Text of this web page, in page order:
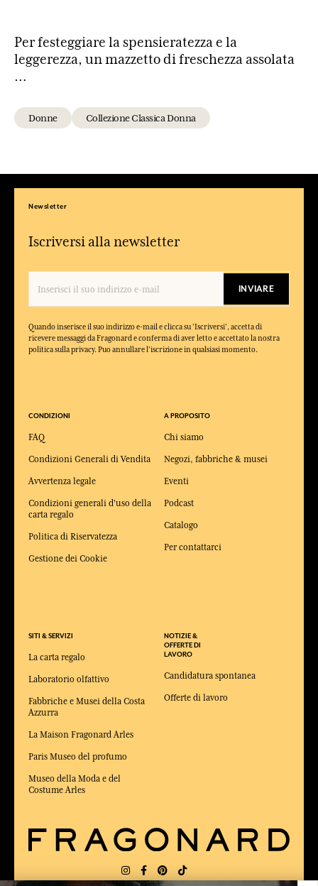
Per festeggiare la spensieratezza e la
leggerezza, un mazzetto di freschezza assolata
…
Donne Collezione Classica Donna
Newsletter
Iscriversi alla newsletter
INVIARE
Quando inserisce il suo indirizzo e-mail e clicca su 'Iscriversi', accetta di
ricevere messaggi da Fragonard e conferma di aver letto e accettato la nostra
politica sulla privacy. Puo annullare l'iscrizione in qualsiasi momento.
CONDIZIONI
FAQ
Condizioni Generali di Vendita
Avvertenza legale
Condizioni generali d'uso della
carta regalo
Politica di Riservatezza
Gestione dei Cookie
SITI & SERVIZI
La carta regalo
Laboratorio olfattivo
Fabbriche e Musei della Costa
Azzurra
La Maison Fragonard Arles
Paris Museo del profumo
Museo della Moda e del
Costume Arles
A PROPOSITO
Chi siamo
Negozi, fabbriche & musei
Eventi
Podcast
Catalogo
Per contattarci
NOTIZIE &
OFFERTE DI
LAVORO
Candidatura spontanea
Offerte di lavoro